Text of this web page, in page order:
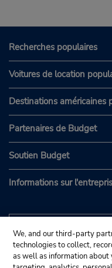
Recherches populaires
Voitures de location
Destinations américaines
Partenaires de Budget
Soutien Budget
Informations sur
We, and our third-party
technologies to collect,
as well as information